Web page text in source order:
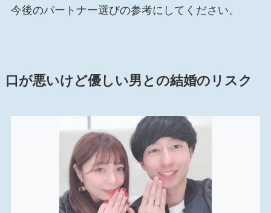
今後のパートナー選びの参考にしてください。
口が悪いけど優しい男との結婚のリスク